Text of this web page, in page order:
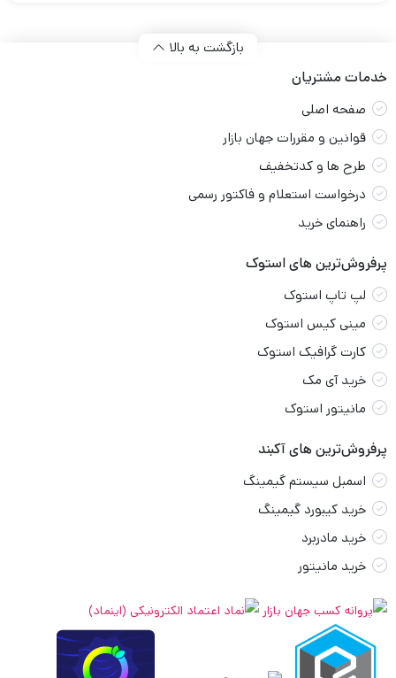
بازگشت به بالا
خدمات مشتریان
صفحه اصلی
قوانین و مقررات جهان بازار
طرح ها و کدتخفیف
درخواست استعلام و فاکتور رسمی
راهنمای خرید
پرفروش‌ترین های استوک
لپ تاپ استوک
مینی کیس استوک
کارت گرافیک استوک
خرید آی مک
مانیتور استوک
پرفروش‌ترین های آکبند
اسمبل سیستم گیمینگ
خرید کیبورد گیمینگ
خرید مادربرد
خرید مانیتور